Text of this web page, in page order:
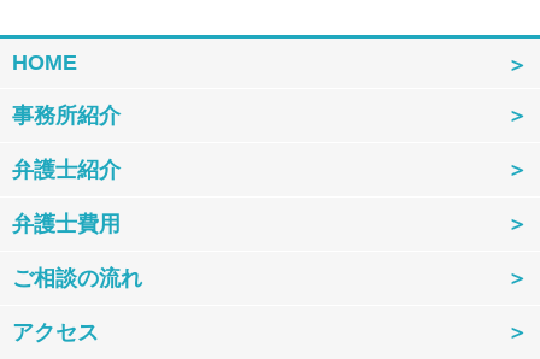
HOME
事務所紹介
弁護士紹介
弁護士費用
ご相談の流れ
アクセス